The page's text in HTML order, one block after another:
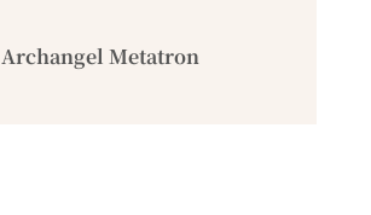
Archangel Metatron